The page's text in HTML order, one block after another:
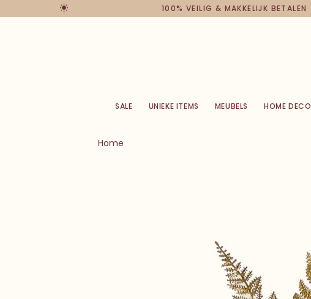
100% VEILIG & MAKKELIJK BETALEN
SALE UNIEKE ITEMS MEUBELS HOME DECO
Home